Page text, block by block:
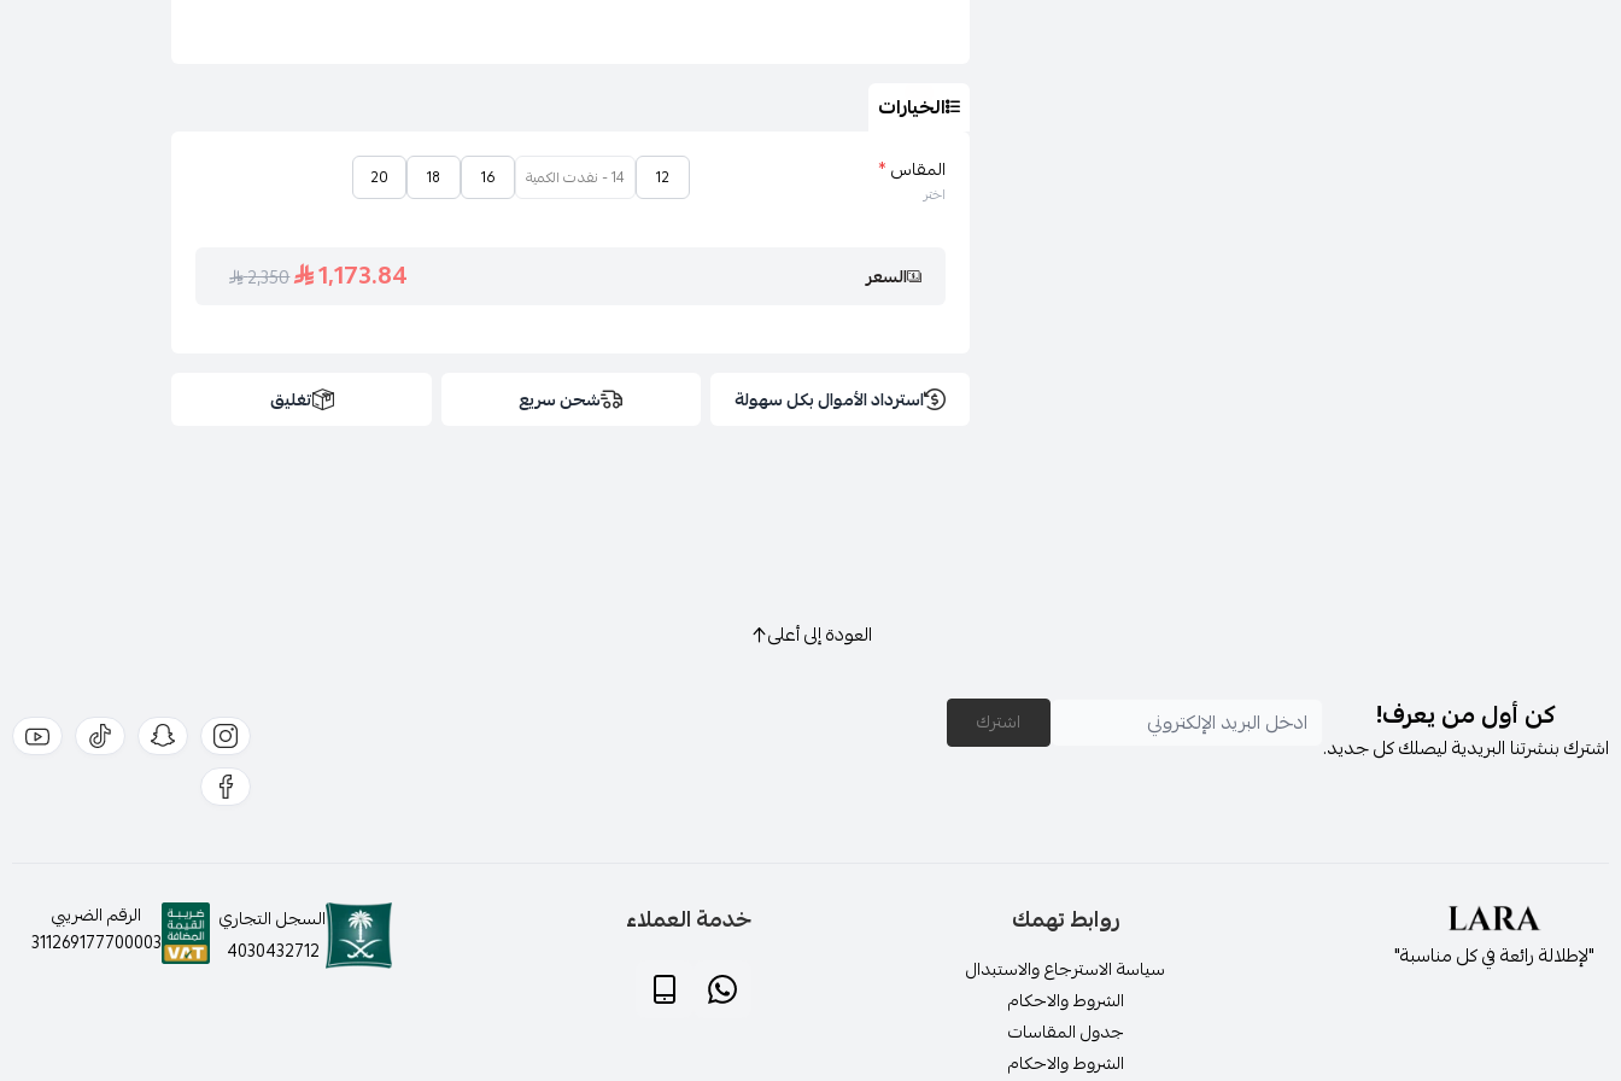
الخيارات
المقاس*
اختر
12 14 - نفدت الكمية 16
18
20
السعر 1,173.84
2,350
استرداد الأموال بكل سهولة شحن سريع تغليق
العودة إلى أعلى
كن أول من يعرف!
اشترك بنشرتنا البريدية ليصلك كل جديد.
اشترك
"لإطلالة رائعة في كل مناسبة"
روابط تهمك
سياسة الاسترجاع والاستبدال
الشروط والاحكام
جدول المقاسات
الشروط والاحكام
خدمة العملاء
السجل التجاري
4030432712
الرقم الضريبي
311269177700003